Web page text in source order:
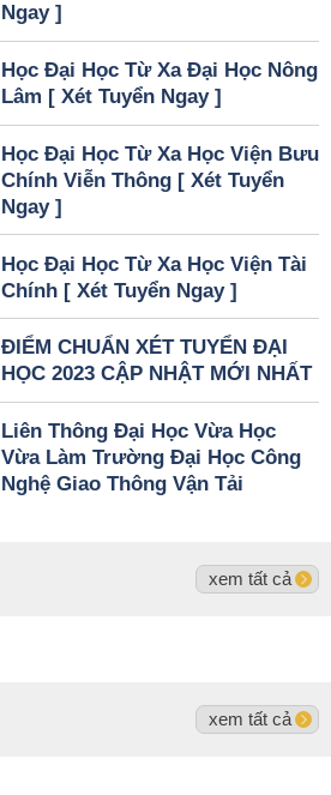
Ngay ]
Học Đại Học Từ Xa Đại Học Nông
Lâm [ Xét Tuyển Ngay ]
Học Đại Học Từ Xa Học Viện Bưu
Chính Viễn Thông [ Xét Tuyển
Ngay ]
Học Đại Học Từ Xa Học Viện Tài
Chính [ Xét Tuyển Ngay ]
ĐIỂM CHUẨN XÉT TUYỂN ĐẠI
HỌC 2023 CẬP NHẬT MỚI NHẤT
Liên Thông Đại Học Vừa Học
Vừa Làm Trường Đại Học Công
Nghệ Giao Thông Vận Tải
xem tất cả
xem tất cả